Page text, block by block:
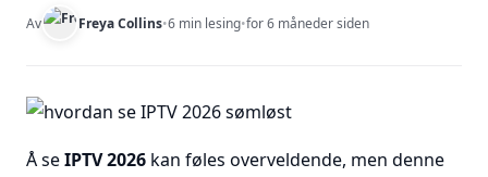
Av Freya Collins•6 min lesing•for 6 måneder siden
Å seIPTV 2026 kan føles overveldende, men denne